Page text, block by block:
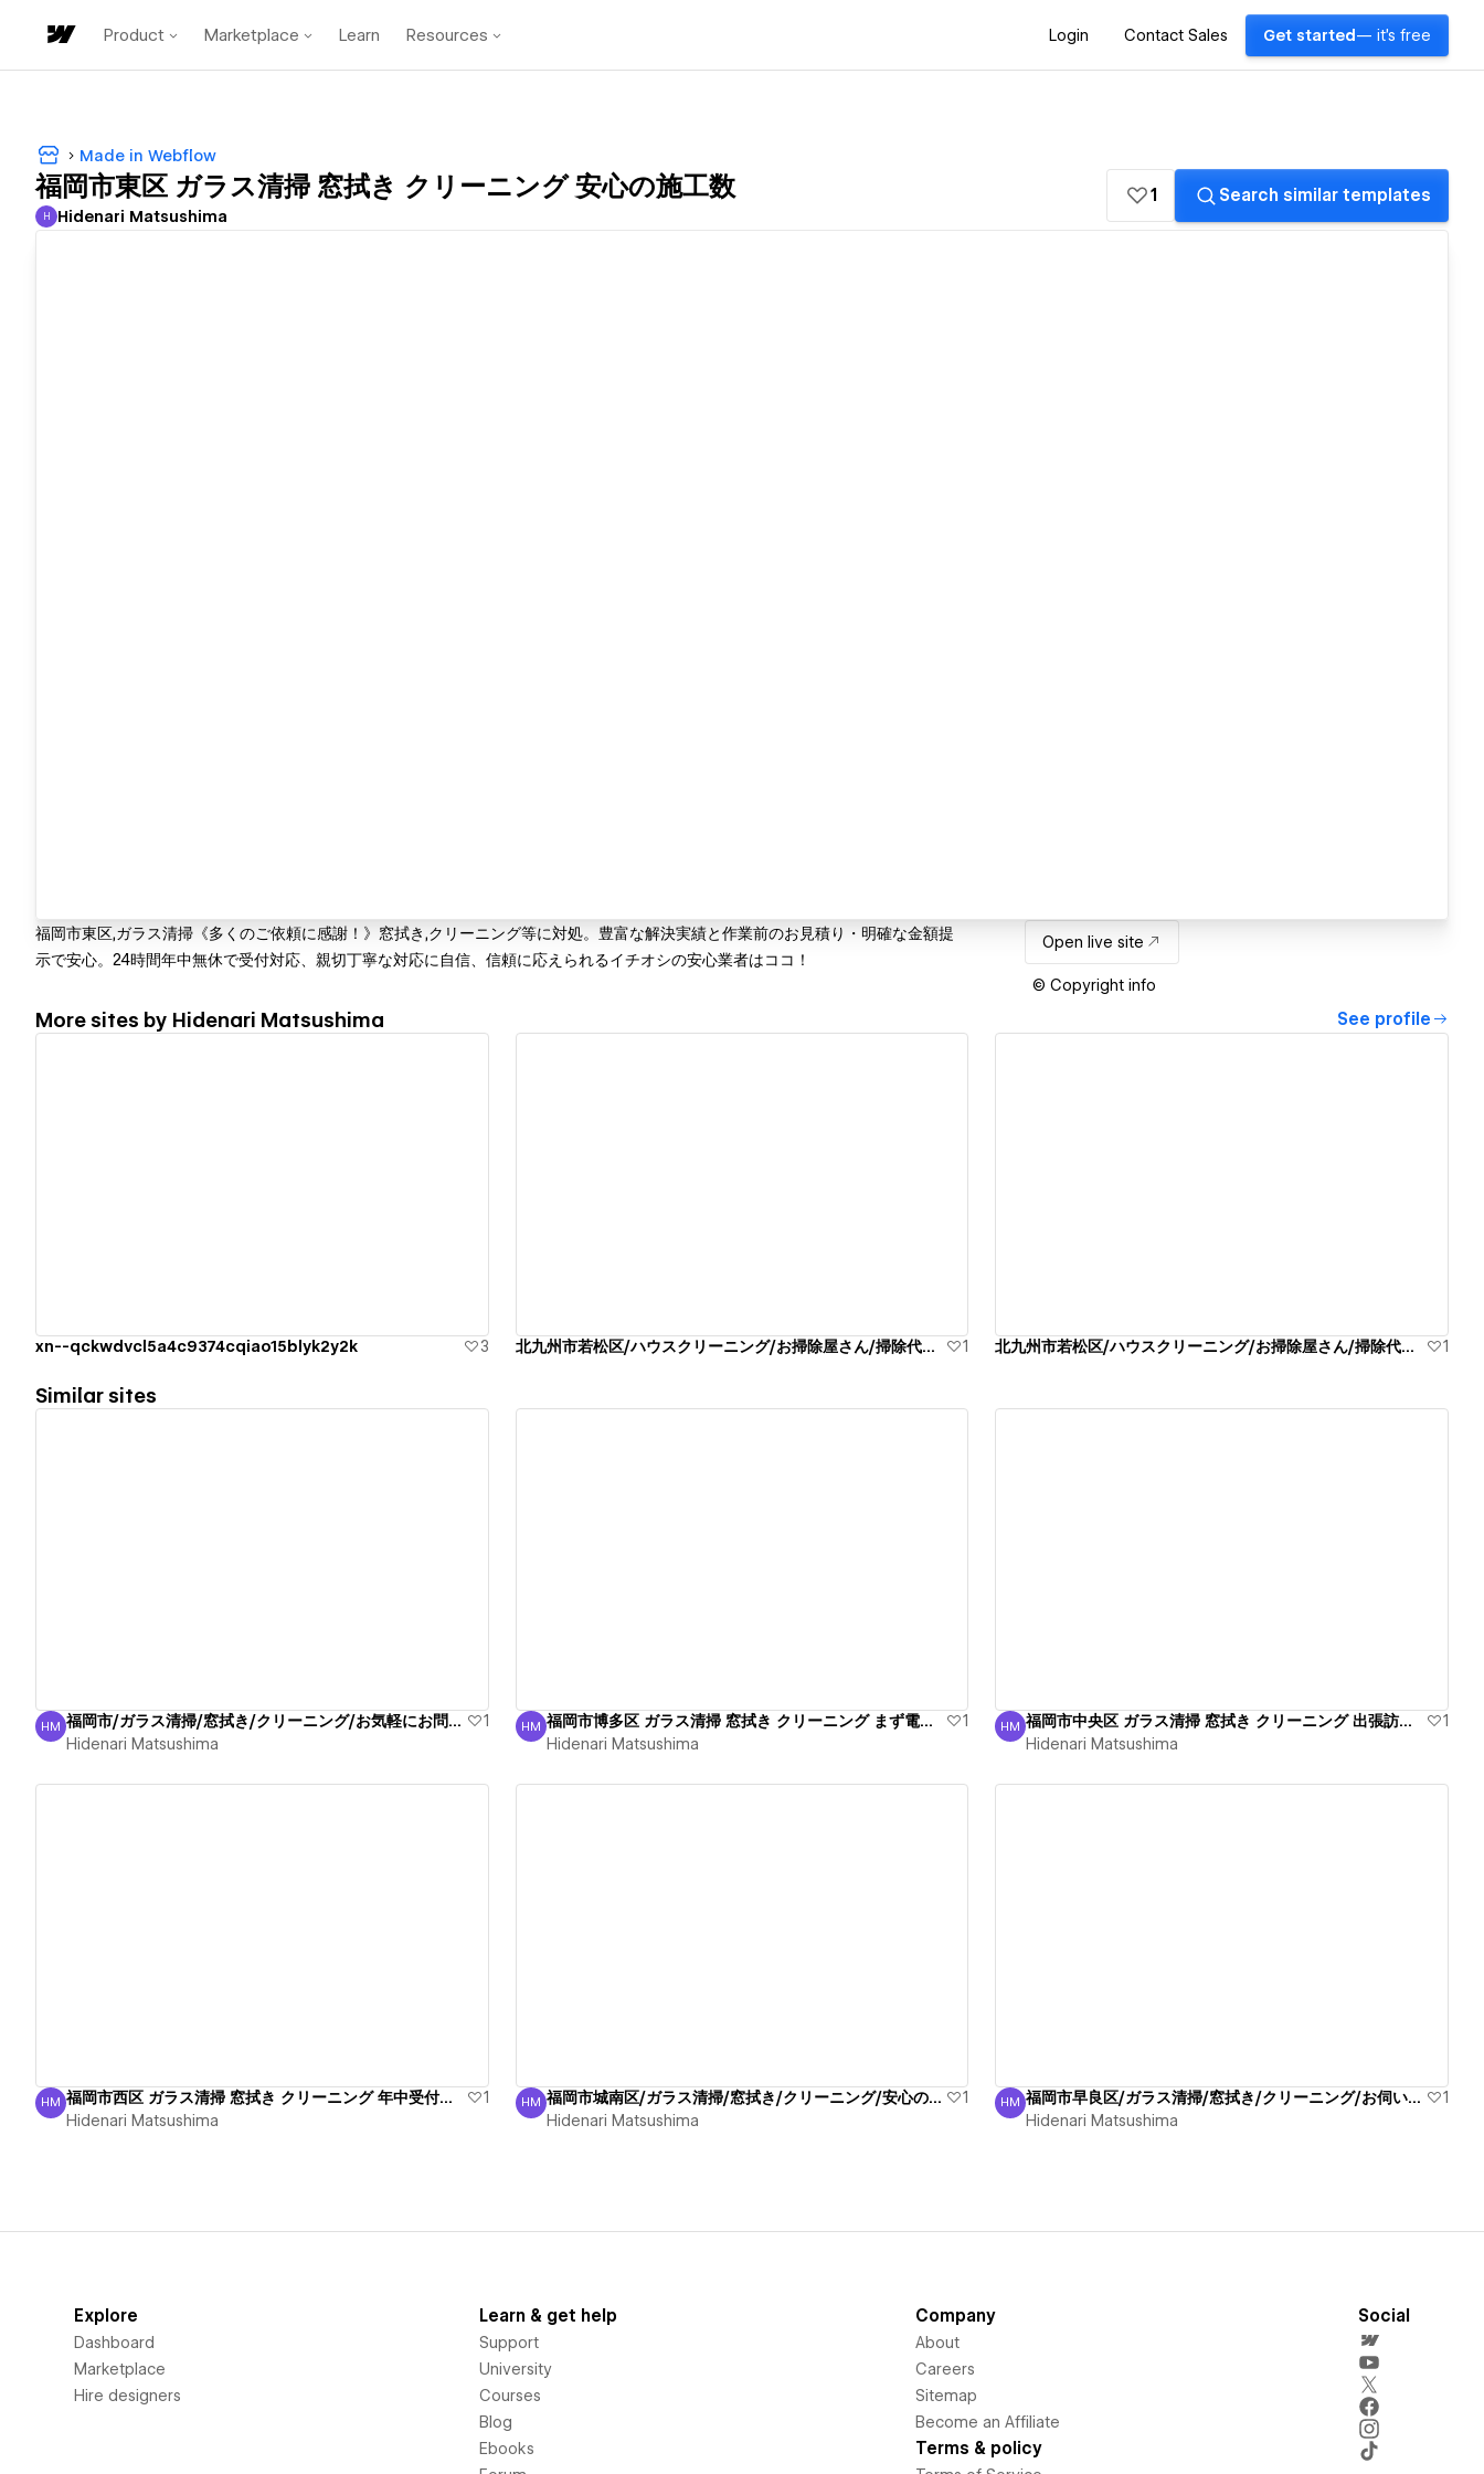
Product Marketplace Learn Resources Login Contact Sales Get started — it's free
Made in Webflow
福岡市東区 ガラス清掃 窓拭き クリーニング 安心の施工数
Hidenari Matsushima
H Hidenari Matsushima
1 Search similar templates
福岡市東区,ガラス清掃《多くのご依頼に感謝！》窓拭き,クリーニング等に対処。豊富な解決実績と作業前のお見積り・明確な金額提
示で安心。24時間年中無休で受付対応、親切丁寧な対応に自信、信頼に応えられるイチオシの安心業者はココ！
Open live site
© Copyright info
More sites by Hidenari Matsushima See profile
xn--qckwdvcl5a4c9374cqiao15blyk2y2k 3 北九州市若松区/ハウスクリーニング/お掃除屋さん/掃除代行業者 1 北九州市若松区/ハウスクリーニング/お掃除屋さん/掃除代行業者 1
Similar sites
Hidenari Matsushima
HM 福岡市/ガラス清掃/窓拭き/クリーニング/お気軽にお問合せ
1
Hidenari Matsushima
Hidenari Matsushima
HM 福岡市博多区 ガラス清掃 窓拭き クリーニング まず電話！
1
Hidenari Matsushima
Hidenari Matsushima
HM 福岡市中央区 ガラス清掃 窓拭き クリーニング 出張訪問！
1
Hidenari Matsushima
Hidenari Matsushima
HM 福岡市西区 ガラス清掃 窓拭き クリーニング 年中受付中！
1
Hidenari Matsushima
Hidenari Matsushima
HM 福岡市城南区/ガラス清掃/窓拭き/クリーニング/安心の見積
1
Hidenari Matsushima
Hidenari Matsushima
HM 福岡市早良区/ガラス清掃/窓拭き/クリーニング/お伺い施工
1
Hidenari Matsushima
Explore
Dashboard
Marketplace
Hire designers
Learn & get help
Support
University
Courses
Blog
Ebooks
Company
About
Careers
Sitemap
Become an Affiliate
Terms & policy
Social